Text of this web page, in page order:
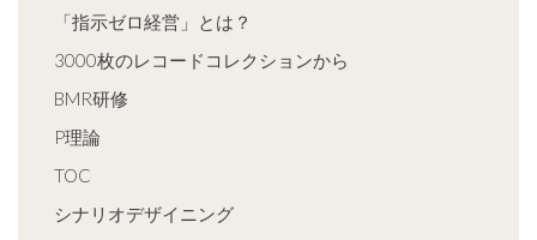
「指示ゼロ経営」とは？
3000枚のレコードコレクションから
BMR研修
P理論
TOC
シナリオデザイニング